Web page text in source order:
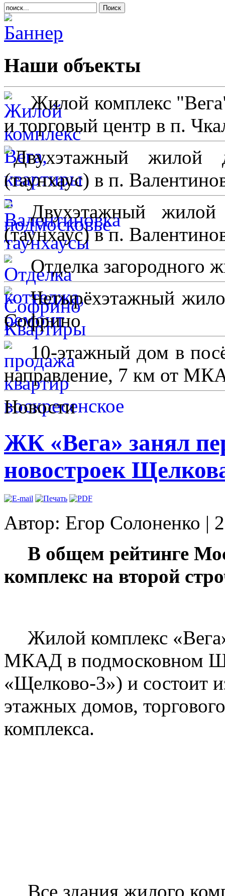
Поиск
Наши объекты
Жилой комплекс
и торговый центр в п.
Двухэтажный жилой
(таунхаус) в п.
Двухэтажный
(таунхаус) в п.
Отделка загородного
Четырёхэтажный
Софрино
10-этажный дом в
направление, 7 км от
Новости
ЖК «Вега» занял
новостроек
Автор: Егор Солоненко |
В общем рейтинге
комплекс на второй
Жилой комплекс
МКАД в подмосковном
«Щелково-3») и состоит
этажных домов,
комплекса.
Все здания жилого